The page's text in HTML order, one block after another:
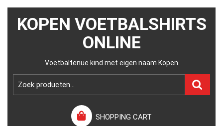
KOPEN VOETBALSHIRTS
ONLINE
Voetbaltenue kind met eigen naam Kopen
SHOPPING CART